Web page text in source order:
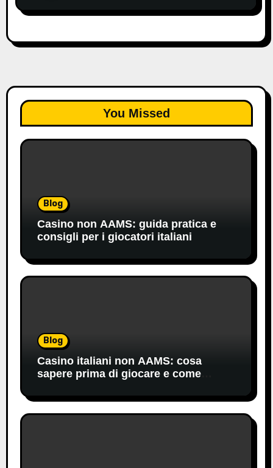
You Missed
Blog
Casino non AAMS: guida pratica e
consigli per i giocatori italiani
Blog
Casino italiani non AAMS: cosa
sapere prima di giocare e come